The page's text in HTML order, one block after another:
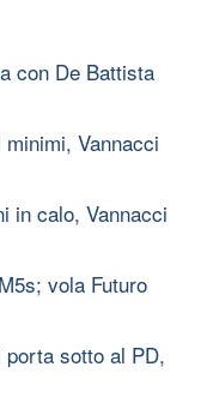
con De Battista
Vannacci
in calo, Vannacci
vola Futuro
sotto al PD,